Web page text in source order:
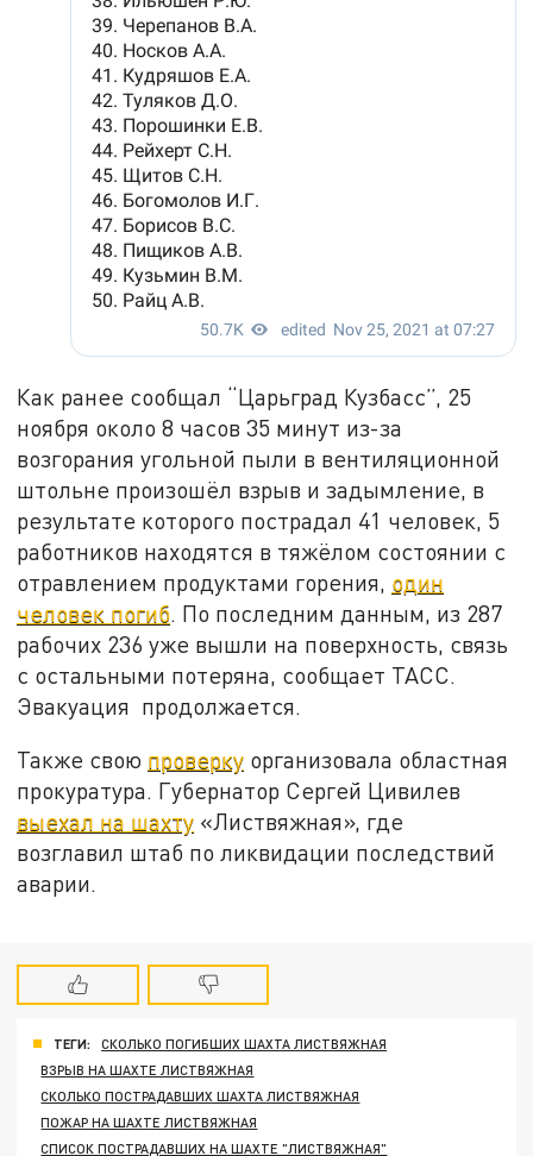
Как ранее сообщал “Царьград Кузбасс”, 25
ноября около 8 часов 35 минут из-за
возгорания угольной пыли в вентиляционной
штольне произошёл взрыв и задымление, в
результате которого пострадал 41 человек, 5
работников находятся в тяжёлом состоянии с
отравлением продуктами горения, один
человек погиб. По последним данным, из 287
рабочих 236 уже вышли на поверхность, связь
с остальными потеряна, сообщает ТАСС.
Эвакуация продолжается.
Также свою проверку организовала областная
прокуратура. Губернатор Сергей Цивилев
выехал на шахту «Листвяжная», где
возглавил штаб по ликвидации последствий
аварии.
ТЕГИ:
СКОЛЬКО ПОГИБШИХ ШАХТА ЛИСТВЯЖНАЯ
ВЗРЫВ НА ШАХТЕ ЛИСТВЯЖНАЯ
СКОЛЬКО ПОСТРАДАВШИХ ШАХТА ЛИСТВЯЖНАЯ
ПОЖАР НА ШАХТЕ ЛИСТВЯЖНАЯ
СПИСОК ПОСТРАДАВШИХ НА ШАХТЕ "ЛИСТВЯЖНАЯ"